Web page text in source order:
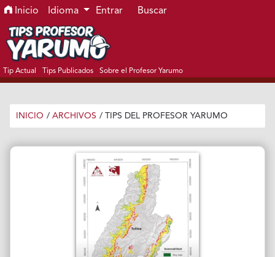
Ir al menú de navegación principal
Ir al contenido principal
Ir al pie de página del sitio
Inicio Idioma Entrar Buscar
Tip Actual Tips Publicados Sobre el Profesor Yarumo
INICIO / ARCHIVOS / TIPS DEL PROFESOR YARUMO